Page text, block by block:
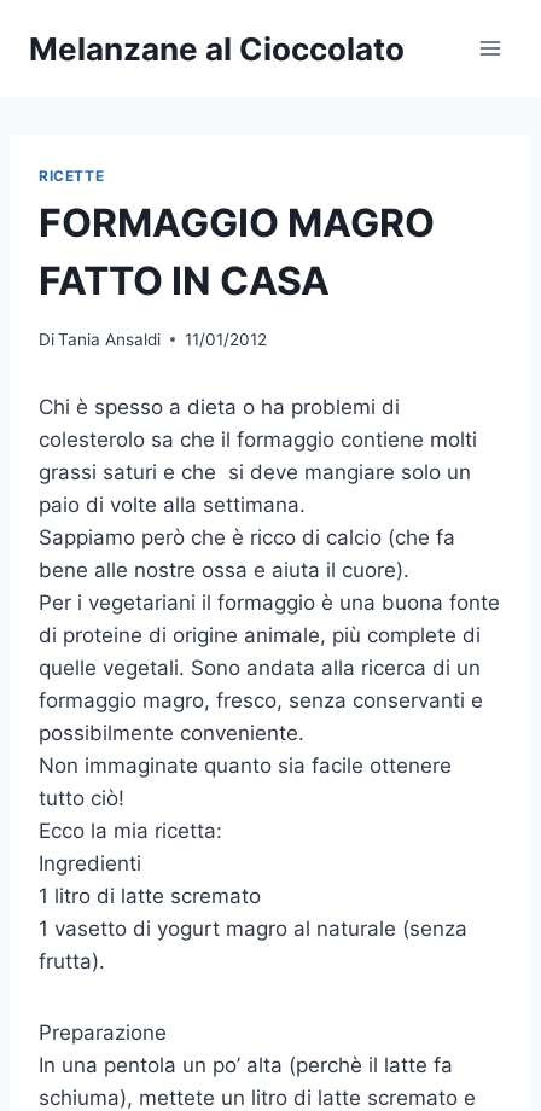
Melanzane al Cioccolato
RICETTE
FORMAGGIO MAGRO
FATTO IN CASA
DiTania Ansaldi 11/01/2012
Chi è spesso a dieta o ha problemi di
colesterolo sa che il formaggio contiene molti
grassi saturi e che si deve mangiare solo un
paio di volte alla settimana.
Sappiamo però che è ricco di calcio (che fa
bene alle nostre ossa e aiuta il cuore).
Per i vegetariani il formaggio è una buona fonte
di proteine di origine animale, più complete di
quelle vegetali. Sono andata alla ricerca di un
formaggio magro, fresco, senza conservanti e
possibilmente conveniente.
Non immaginate quanto sia facile ottenere
tutto ciò!
Ecco la mia ricetta:
Ingredienti
1 litro di latte scremato
1 vasetto di yogurt magro al naturale (senza
frutta).
Preparazione
In una pentola un po’ alta (perchè il latte fa
schiuma), mettete un litro di latte scremato e